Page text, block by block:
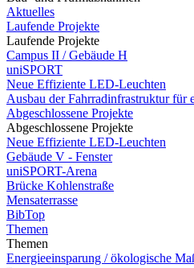
Aktuelles
Laufende Projekte
Laufende Projekte
Campus II / Gebäude H
uniSPORT
Neue Effiziente LED-Leuchten
Ausbau der Fahrradinfrastruktur
Abgeschlossene Projekte
Abgeschlossene Projekte
Neue Effiziente LED-Leuchten
Gebäude V - Fenster
uniSPORT-Arena
Brücke Kohlenstraße
Mensaterrasse
BibTop
Themen
Themen
Energieeinsparung / ökologische